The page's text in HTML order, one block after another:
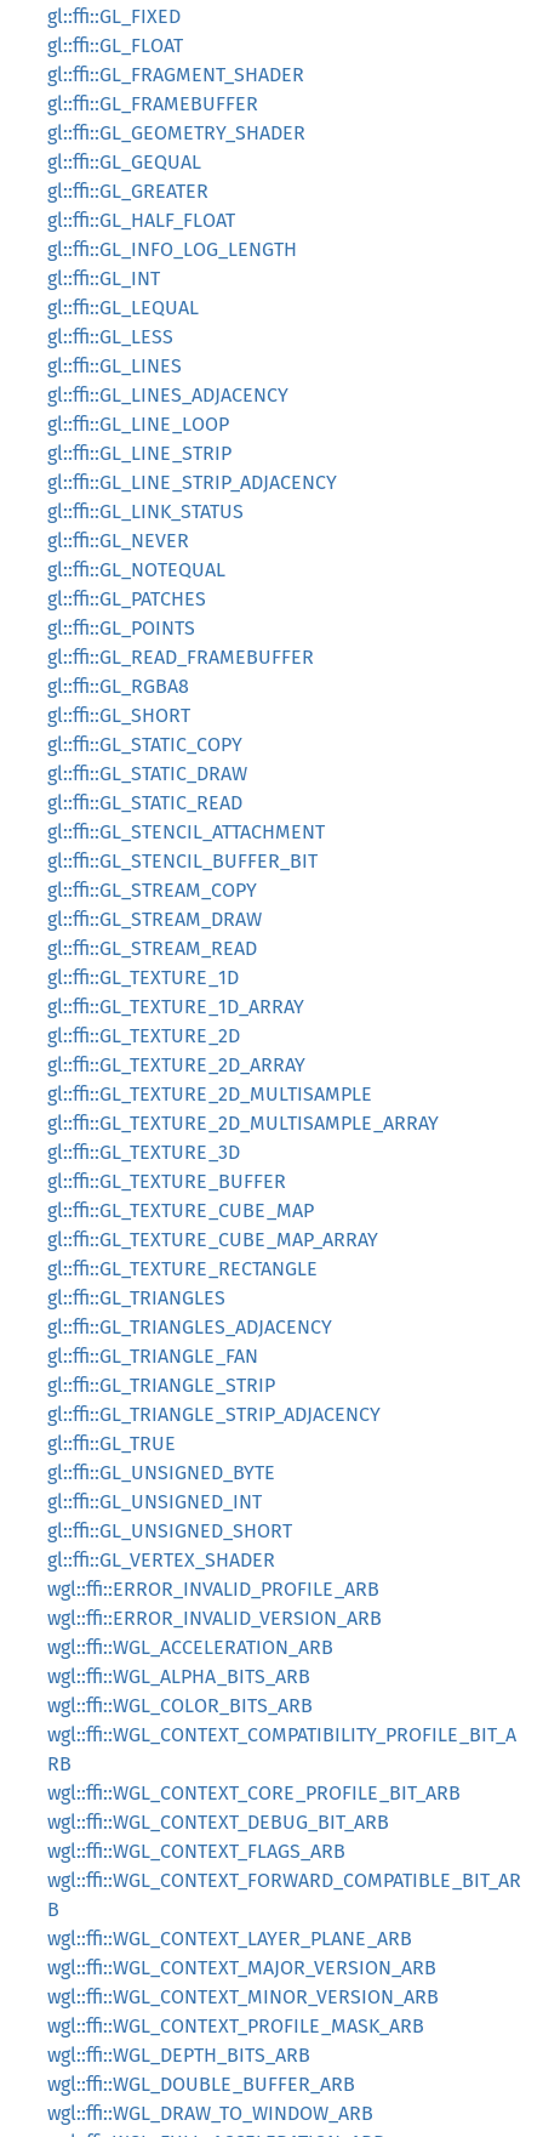
gl::ffi::GL_FIXED
gl::ffi::GL_FLOAT
gl::ffi::GL_FRAGMENT_SHADER
gl::ffi::GL_FRAMEBUFFER
gl::ffi::GL_GEOMETRY_SHADER
gl::ffi::GL_GEQUAL
gl::ffi::GL_GREATER
gl::ffi::GL_HALF_FLOAT
gl::ffi::GL_INFO_LOG_LENGTH
gl::ffi::GL_INT
gl::ffi::GL_LEQUAL
gl::ffi::GL_LESS
gl::ffi::GL_LINES
gl::ffi::GL_LINES_ADJACENCY
gl::ffi::GL_LINE_LOOP
gl::ffi::GL_LINE_STRIP
gl::ffi::GL_LINE_STRIP_ADJACENCY
gl::ffi::GL_LINK_STATUS
gl::ffi::GL_NEVER
gl::ffi::GL_NOTEQUAL
gl::ffi::GL_PATCHES
gl::ffi::GL_POINTS
gl::ffi::GL_READ_FRAMEBUFFER
gl::ffi::GL_RGBA8
gl::ffi::GL_SHORT
gl::ffi::GL_STATIC_COPY
gl::ffi::GL_STATIC_DRAW
gl::ffi::GL_STATIC_READ
gl::ffi::GL_STENCIL_ATTACHMENT
gl::ffi::GL_STENCIL_BUFFER_BIT
gl::ffi::GL_STREAM_COPY
gl::ffi::GL_STREAM_DRAW
gl::ffi::GL_STREAM_READ
gl::ffi::GL_TEXTURE_1D
gl::ffi::GL_TEXTURE_1D_ARRAY
gl::ffi::GL_TEXTURE_2D
gl::ffi::GL_TEXTURE_2D_ARRAY
gl::ffi::GL_TEXTURE_2D_MULTISAMPLE
gl::ffi::GL_TEXTURE_2D_MULTISAMPLE_ARRAY
gl::ffi::GL_TEXTURE_3D
gl::ffi::GL_TEXTURE_BUFFER
gl::ffi::GL_TEXTURE_CUBE_MAP
gl::ffi::GL_TEXTURE_CUBE_MAP_ARRAY
gl::ffi::GL_TEXTURE_RECTANGLE
gl::ffi::GL_TRIANGLES
gl::ffi::GL_TRIANGLES_ADJACENCY
gl::ffi::GL_TRIANGLE_FAN
gl::ffi::GL_TRIANGLE_STRIP
gl::ffi::GL_TRIANGLE_STRIP_ADJACENCY
gl::ffi::GL_TRUE
gl::ffi::GL_UNSIGNED_BYTE
gl::ffi::GL_UNSIGNED_INT
gl::ffi::GL_UNSIGNED_SHORT
gl::ffi::GL_VERTEX_SHADER
wgl::ffi::ERROR_INVALID_PROFILE_ARB
wgl::ffi::ERROR_INVALID_VERSION_ARB
wgl::ffi::WGL_ACCELERATION_ARB
wgl::ffi::WGL_ALPHA_BITS_ARB
wgl::ffi::WGL_COLOR_BITS_ARB
wgl::ffi::WGL_CONTEXT_COMPATIBILITY_PROFILE_BIT_A
RB
wgl::ffi::WGL_CONTEXT_CORE_PROFILE_BIT_ARB
wgl::ffi::WGL_CONTEXT_DEBUG_BIT_ARB
wgl::ffi::WGL_CONTEXT_FLAGS_ARB
wgl::ffi::WGL_CONTEXT_FORWARD_COMPATIBLE_BIT_AR
B
wgl::ffi::WGL_CONTEXT_LAYER_PLANE_ARB
wgl::ffi::WGL_CONTEXT_MAJOR_VERSION_ARB
wgl::ffi::WGL_CONTEXT_MINOR_VERSION_ARB
wgl::ffi::WGL_CONTEXT_PROFILE_MASK_ARB
wgl::ffi::WGL_DEPTH_BITS_ARB
wgl::ffi::WGL_DOUBLE_BUFFER_ARB
wgl::ffi::WGL_DRAW_TO_WINDOW_ARB